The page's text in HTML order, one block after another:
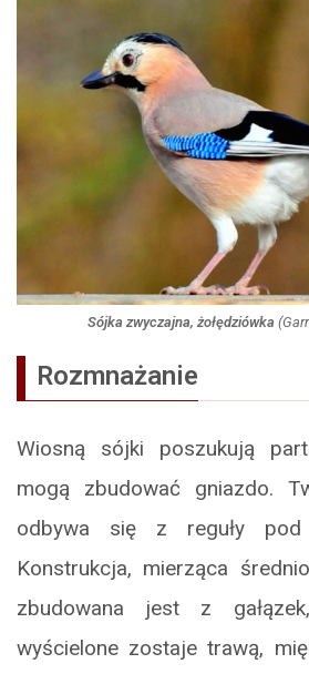
Sójka zwyczajna, żołędziówka (
Rozmnażanie
Wiosną sójki poszukują
mogą zbudować gniazdo.
odbywa się z reguły pod
Konstrukcja, mierząca
zbudowana jest z
wyścielone zostaje trawą,